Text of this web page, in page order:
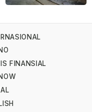
FINANSIAL